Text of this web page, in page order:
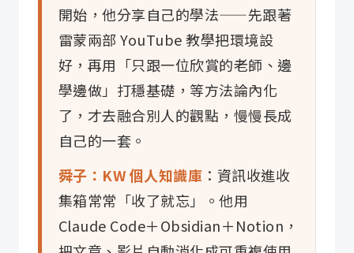
開始，他分享自己的學法——先跟著
雷蒙兩部 YouTube 教學把環境設
好，再用「只跟一位欣賞的老師、邊
學邊做」打穩基礎，等方法論內化
了，才去融合別人的觀點，慢慢長成
自己的一套。
舜子：KW 個人知識庫 ：資訊收進收
集箱常常「收了就忘」。他用
Claude Code＋Obsidian＋Notion，